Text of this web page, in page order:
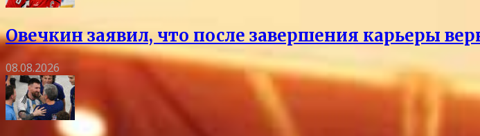
Овечкин заявил, что после завершения карьеры
08.08.2026